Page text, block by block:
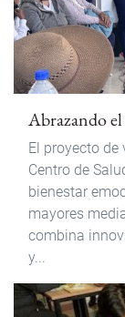
Abrazando el
El proyecto
Centro de
bienestar
mayores
combina
y...